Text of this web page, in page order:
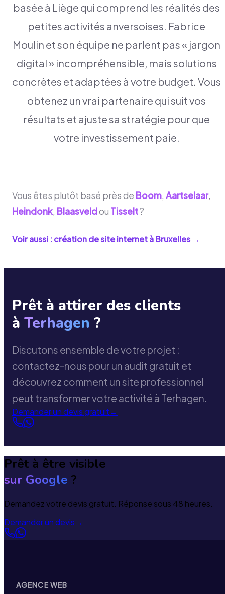
basée à Liège qui comprend les réalités des
petites activités anversoises. Fabrice
Moulin et son équipe ne parlent pas « jargon
digital » incompréhensible, mais solutions
concrètes et adaptées à votre budget. Vous
obtenez un vrai partenaire qui suit vos
résultats et ajuste sa stratégie pour que
votre investissement paie.
Vous êtes plutôt basé près de Boom, Aartselaar,
Heindonk, Blaasveldou Tisselt?
Voir aussi : création de site internet àBruxelles→
Prêt à attirer des clients
à Terhagen ?
Discutons ensemble de votre projet :
contactez-nous pour un audit gratuit et
découvrez comment un site professionnel
peut transformer votre activité à Terhagen.
Demander un devis gratuit→
Prêt à être visible
sur Google ?
Demandez votre devis gratuit. Réponse sous 48 heures.
Demander un devis→
AGENCE WEB